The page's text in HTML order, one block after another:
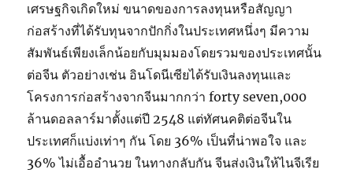
เศรษฐกิจเกิดใหม่ ขนาดของการลงทุนหรือสัญญา
ก่อสร้างที่ได้รับทุนจากปักกิ่งในประเทศหนึ่งๆ มีความ
สัมพันธ์เพียงเล็กน้อยกับมุมมองโดยรวมของประเทศนั้น
ต่อจีน ตัวอย่างเช่น อินโดนีเซียได้รับเงินลงทุนและ
โครงการก่อสร้างจากจีนมากกว่า forty seven,000
ล้านดอลลาร์มาตั้งแต่ปี 2548 แต่ทัศนคติต่อจีนใน
ประเทศก็แบ่งเท่าๆ กัน โดย 36% เป็นที่น่าพอใจ และ
36% ไม่เอื้ออำนวย ในทางกลับกัน จีนส่งเงินให้ไนจีเรีย